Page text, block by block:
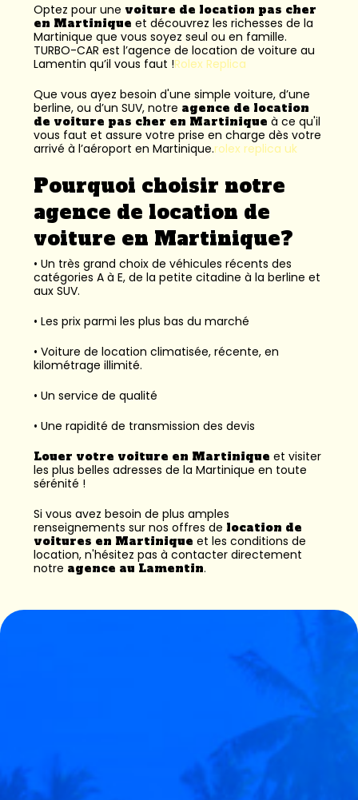
Optez pour une voiture de location pas cher
en Martinique et découvrez les richesses de la
Martinique que vous soyez seul ou en famille.
TURBO-CAR est l’agence de location de voiture au
Lamentin qu’il vous faut !Rolex Replica
Que vous ayez besoin d'une simple voiture, d’une
berline, ou d’un SUV, notre agence de location
de voiture pas cher en Martinique à ce qu'il
vous faut et assure votre prise en charge dès votre
arrivé à l’aéroport en Martinique.rolex replica uk
Pourquoi choisir notre
agence de location de
voiture en Martinique?
• Un très grand choix de véhicules récents des
catégories A à E, de la petite citadine à la berline et
aux SUV.
• Les prix parmi les plus bas du marché
• Voiture de location climatisée, récente, en
kilométrage illimité.
• Un service de qualité
• Une rapidité de transmission des devis
Louer votre voiture en Martinique et visiter
les plus belles adresses de la Martinique en toute
sérénité !
Si vous avez besoin de plus amples
renseignements sur nos offres de location de
voitures en Martinique et les conditions de
location, n'hésitez pas à contacter directement
notre agence au Lamentin.